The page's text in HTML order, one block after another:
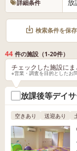
詳細条件 放
検索条件を保
44 件の施設（1-20件）
チェックした施設にま
※営業・調査を目的としたお
放課後等デイ
空きあり 送迎あり